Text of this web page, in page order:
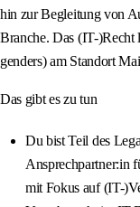
hin zur Begleitung von
Branche. Das (IT-
genders) am Standort
Das gibt es zu tun
Du bist Teil des
Ansprechpartner:in
mit Fokus auf (IT-